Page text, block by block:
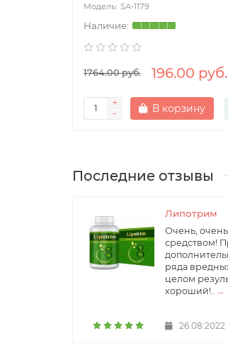
SA-1179
1764.00 руб. 196.00 руб.
В корзину
Последние отзывы
Липотрим
Очень,
средством!
ряда
целом
хороший!..→
26.08.2022